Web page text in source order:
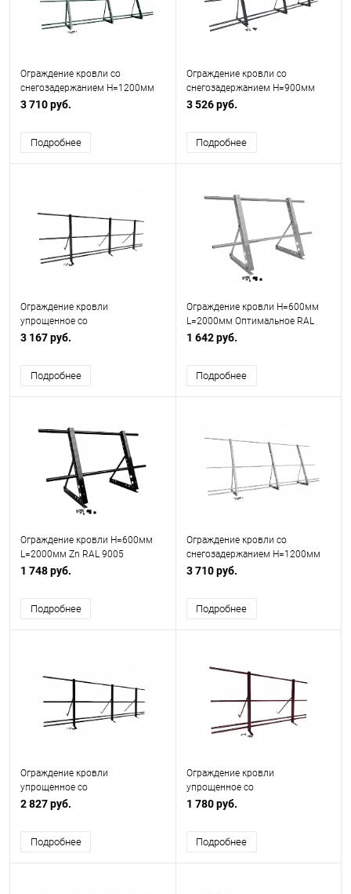
Ограждение кровли со
снегозадержанием H=1200мм
L=3000мм
3 710 руб.
Подробнее
Ограждение кровли со
снегозадержанием H=900мм
L=3000мм Эконом RAL 7024
3 526 руб.
Подробнее
Ограждение кровли
упрощенное со
снегозадержанием H=900мм
3 167 руб.
Подробнее
Ограждение кровли H=600мм
L=2000мм Оптимальное RAL
7004
1 642 руб.
Подробнее
Ограждение кровли H=600мм
L=2000мм Zn RAL 9005
1 748 руб.
Подробнее
Ограждение кровли со
снегозадержанием H=1200мм
L=3000мм Эконом RAL 7004
3 710 руб.
Подробнее
Ограждение кровли
упрощенное со
снегозадержанием H=900мм
2 827 руб.
Подробнее
Ограждение кровли
упрощенное со
снегозадержанием H=900мм
1 780 руб.
Подробнее